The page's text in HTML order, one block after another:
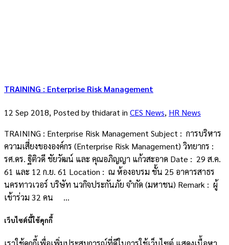
TRAINING : Enterprise Risk Management
12 Sep 2018, Posted by thidarat in CES News, HR News
TRAINING : Enterprise Risk Management Subject : การบริหาร
ความเสี่ยงขององค์กร (Enterprise Risk Management) วิทยากร :
รศ.ดร. ฐิติวดี ชัยวัฒน์ และ คุณอภิญญา แก้วสะอาด Date : 29 ส.ค.
61 และ 12 ก.ย. 61 Location : ณ ห้องอบรม ชั้น 25 อาคารสาธร
นครทาวเวอร์ บริษัท นวกิจประกันภัย จำกัด (มหาชน) Remark : ผู้
เข้าร่วม 32 คน ...
เว็บไซต์นี้ใช้คุกกี้